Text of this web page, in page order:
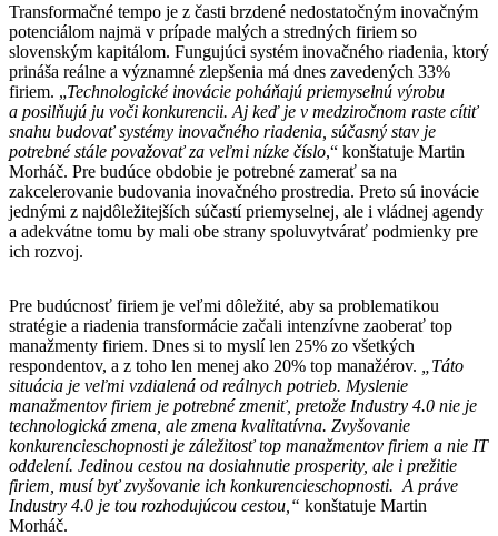
Transformačné tempo je z časti brzdené nedostatočným inovačným
potenciálom najmä v prípade malých a stredných firiem so
slovenským kapitálom. Fungujúci systém inovačného riadenia, ktorý
prináša reálne a významné zlepšenia má dnes zavedených 33%
firiem. „Technologické inovácie poháňajú priemyselnú výrobu
a posilňujú ju voči konkurencii. Aj keď je v medziročnom raste cítiť
snahu budovať systémy inovačného riadenia, súčasný stav je
potrebné stále považovať za veľmi nízke číslo,“ konštatuje Martin
Morháč. Pre budúce obdobie je potrebné zamerať sa na
zakcelerovanie budovania inovačného prostredia. Preto sú inovácie
jednými z najdôležitejších súčastí priemyselnej, ale i vládnej agendy
a adekvátne tomu by mali obe strany spoluvytvárať podmienky pre
ich rozvoj.
Pre budúcnosť firiem je veľmi dôležité, aby sa problematikou
stratégie a riadenia transformácie začali intenzívne zaoberať top
manažmenty firiem. Dnes si to myslí len 25% zo všetkých
respondentov, a z toho len menej ako 20% top manažérov.
„Táto
situácia je veľmi vzdialená od reálnych potrieb. Myslenie
manažmentov firiem je potrebné zmeniť, pretože Industry 4.0 nie je
technologická zmena, ale zmena kvalitatívna. Zvyšovanie
konkurencieschopnosti je záležitosť top manažmentov firiem a nie IT
oddelení. Jedinou cestou na dosiahnutie prosperity, ale i prežitie
firiem, musí byť zvyšovanie ich konkurencieschopnosti. A práve
Industry 4.0 je tou rozhodujúcou cestou,“ konštatuje Martin
Morháč.